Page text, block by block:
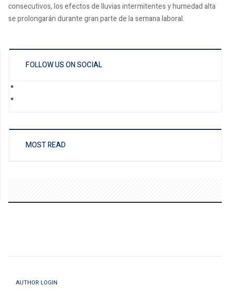
consecutivos, los efectos de lluvias intermitentes y humedad alta
se prolongarán durante gran parte de la semana laboral.
FOLLOW US ON SOCIAL
MOST READ
AUTHOR LOGIN